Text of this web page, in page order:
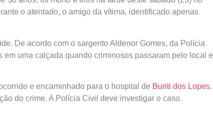
o atentado, o amigo da vítima, identificado apenas
De acordo com o sargento Aldenor Gomes, da Polícia
uma calçada quando criminosos passaram pelo local e
e encaminhado para o hospital de Buriti dos Lopes.
do crime. A Polícia Civil deve investigar o caso.